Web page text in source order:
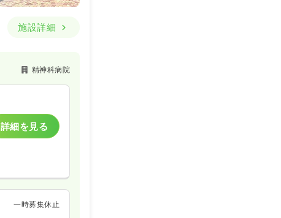
施設詳細
精神科病院
詳細を見る
一時募集休止